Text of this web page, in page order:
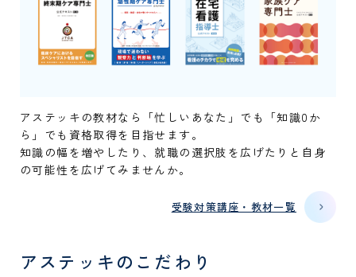
アステッキの教材なら「忙しいあなた」でも「知識0か
ら」でも資格取得を目指せます。
知識の幅を増やしたり、就職の選択肢を広げたりと自身
の可能性を広げてみませんか。
受験対策講座・教材一覧
アステッキのこだわり